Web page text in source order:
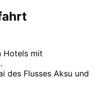
Hotels mit
des Flusses Aksu und